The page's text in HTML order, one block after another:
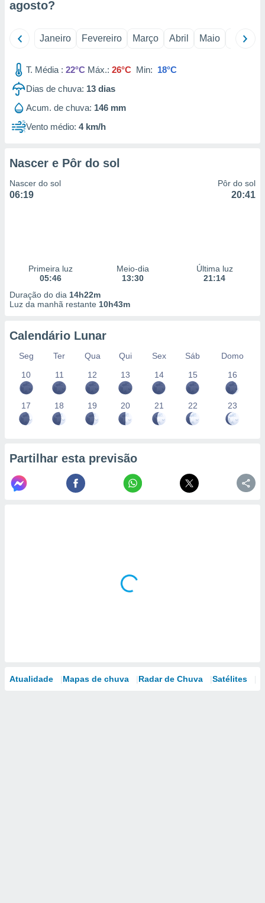
criar
medir
da
de
ou
estudos
de
agosto?
Janeiro Fevereiro Março Abril Maio Junho
T. Média : 22°C Máx.: 26°C Min: 18°C
Dias de chuva: 13 dias
Acum. de chuva: 146 mm
Vento médio: 4 km/h
Nascer e Pôr do sol
Nascer do sol
06:19
Pôr do sol
20:41
Primeira luz
05:46
Meio-dia
13:30
Última luz
21:14
Duração do dia 14h22m
Luz da manhã restante 10h43m
Calendário Lunar
Seg Ter Qua Qui Sex Sáb
Domo
10
11 12 13 14 15 16
17 18 19 20 21 22 23
Partilhar esta previsão
Atualidade Mapas de chuva Radar de Chuva Satélites